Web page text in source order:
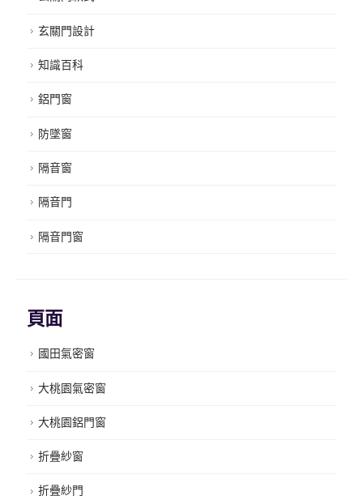
玄關門設計
知識百科
鋁門窗
防墜窗
隔音窗
隔音門
隔音門窗
頁面
國田氣密窗
大桃園氣密窗
大桃園鋁門窗
折疊紗窗
折疊紗門